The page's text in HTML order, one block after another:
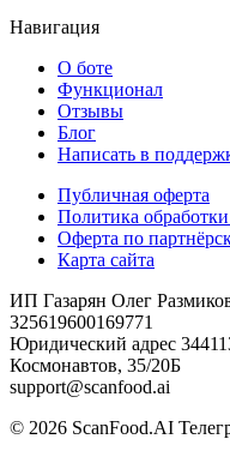
Навигация
О боте
Функционал
Отзывы
Блог
Написать в
Публичная оферта
Политика
Оферта по
Карта сайта
ИП Газарян Олег
325619600169771
Юридический адрес
Космонавтов, 35/20Б
support@scanfood.ai
© 2026 ScanFood.AI